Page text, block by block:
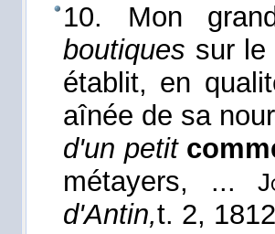
10. Mon
boutiques sur le
établit, en
aînée de sa
d'un petit
métayers, ...
d'Antin,t. 2, 1812